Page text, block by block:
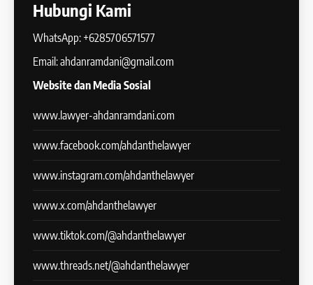
Hubungi Kami
WhatsApp: +6285706571577
Email: ahdanramdani@gmail.com
Website dan Media Sosial
www.lawyer-ahdanramdani.com
www.facebook.com/ahdanthelawyer
www.instagram.com/ahdanthelawyer
www.x.com/ahdanthelawyer
www.tiktok.com/@ahdanthelawyer
www.threads.net/@ahdanthelawyer